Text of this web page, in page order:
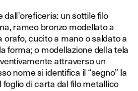
un sottile filo
rameo bronzo modellato a
orafo, cucito a mano o saldato a
forma; o modellazione della tela
attraverso un
nome si identifica il “segno” la
foglio di carta dal filo metallico